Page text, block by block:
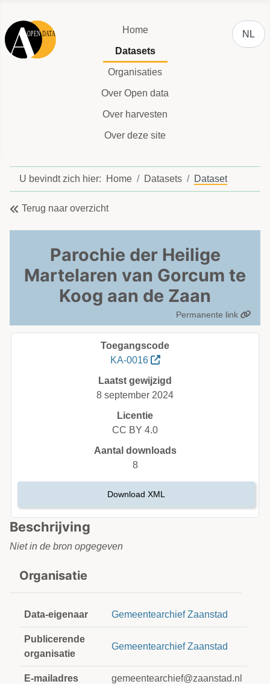
Home
Datasets
Organisaties
Over Open data
Over harvesten
Over deze site
NL
U bevindt zich hier: Home Datasets Dataset
Terug naar overzicht
Parochie der Heilige
Martelaren van Gorcum te
Koog aan de Zaan
Permanente link
Beschrijving
Niet in de bron opgegeven
Organisatie
Data-eigenaar Gemeentearchief Zaanstad
Publicerende
organisatie
Gemeentearchief Zaanstad
E-mailadres gemeentearchief@zaanstad.nl
Toegangscode
KA-0016
Laatst gewijzigd
8 september 2024
Licentie
CC BY 4.0
Aantal downloads
8
Download XML